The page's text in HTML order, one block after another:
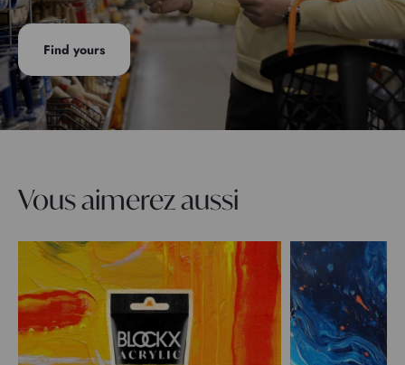
Find yours
Vous aimerez aussi